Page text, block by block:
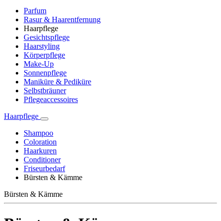
Parfum
Rasur & Haarentfernung
Haarpflege
Gesichtspflege
Haarstyling
Körperpflege
Make-Up
Sonnenpflege
Maniküre & Pediküre
Selbstbräuner
Pflegeaccessoires
Haarpflege
Shampoo
Coloration
Haarkuren
Conditioner
Friseurbedarf
Bürsten & Kämme
Bürsten & Kämme